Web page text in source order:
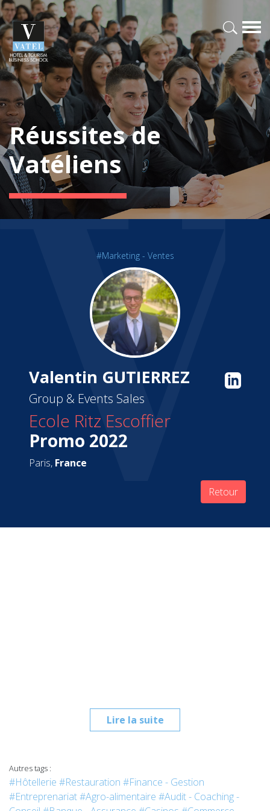
Réussites de
Vatéliens
#Marketing - Ventes
Valentin GUTIERREZ
Group & Events Sales
Ecole Ritz Escoffier
Promo 2022
Paris, France
Retour
Lire la suite
Autres tags :
#Hôtellerie #Restauration #Finance - Gestion
#Entreprenariat#Agro-alimentaire #Audit - Coaching -